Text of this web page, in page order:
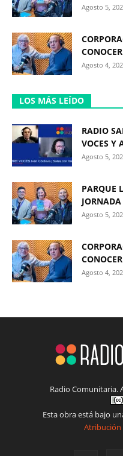
Agosto 5,
Agosto 4,
LOS MÁS LEÍDO
RADIO
VOCES Y
Agosto 5,
PARQUE
Agosto 5,
Agosto 4,
Radio Comunitaria.
Esta obra está bajo
Atribución